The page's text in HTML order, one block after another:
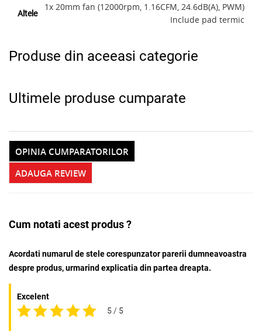
Altele
1x 20mm fan (12000rpm, 1.16CFM, 24.6dB(A), PWM)
Include pad termic
Produse din aceeasi categorie
Ultimele produse cumparate
ADAUGA REVIEW
OPINIA CUMPARATORILOR
Cum notati acest produs ?
Acordati numarul de stele corespunzator parerii dumneavoastra
despre produs, urmarind explicatia din partea dreapta.
Excelent
5 / 5